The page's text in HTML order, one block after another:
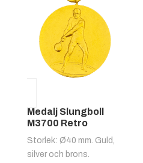
Medalj Slungboll
M3700 Retro
Storlek: Ø40 mm. Guld,
silver och brons.